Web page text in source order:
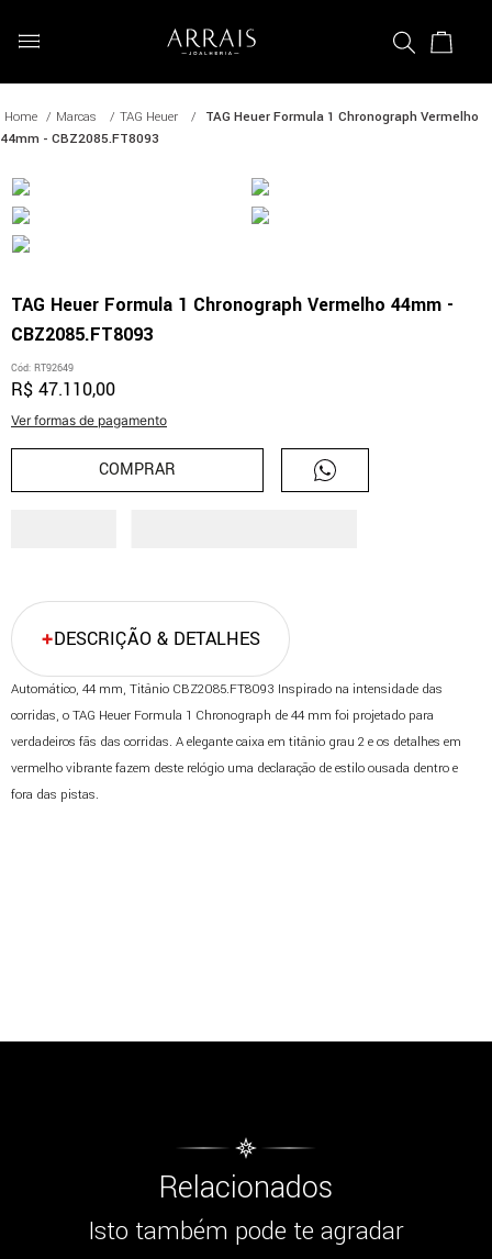
Marcas TAG Heuer
TAG Heuer Formula 1 Chronograph Vermelho
44mm - CBZ2085.FT8093
TAG Heuer Formula 1 Chronograph Vermelho 44mm -
CBZ2085.FT8093
Cód: RT92649
R$ 47.110,00
Ver formas de pagamento
COMPRAR
DESCRIÇÃO & DETALHES
Automático, 44 mm, Titânio CBZ2085.FT8093 Inspirado na intensidade das
corridas, o TAG Heuer Formula 1 Chronograph de 44 mm foi projetado para
verdadeiros fãs das corridas. A elegante caixa em titânio grau 2 e os detalhes em
vermelho vibrante fazem deste relógio uma declaração de estilo ousada dentro e
fora das pistas.
Relacionados
Isto também pode te agradar